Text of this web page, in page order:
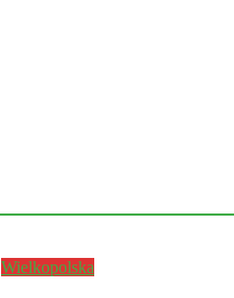
Wielkopolska